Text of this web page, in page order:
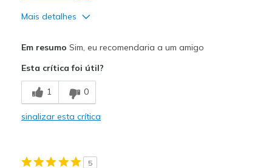
Mais detalhes
Breathe Well
Comfortable
Em resumo Sim, eu recomendaria a um amigo
Esta crítica foi útil?
1 0
sinalizar esta crítica
5